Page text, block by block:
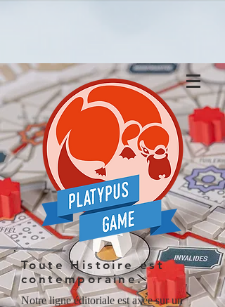
Toute Histoire est
contemporaine.
Notre ligne éditoriale est axée sur un